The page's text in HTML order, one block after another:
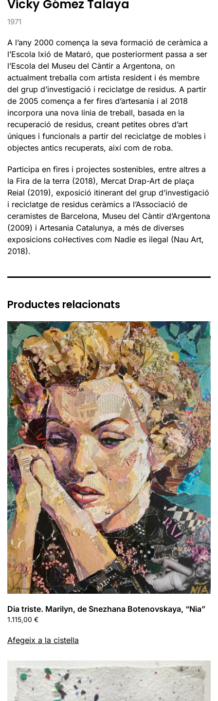
Vicky Gómez Talaya
1971
A l’any 2000 comença la seva formació de ceràmica a
l’Escola Ixió de Mataró, que posteriorment passa a ser
l’Escola del Museu del Càntir a Argentona, on
actualment treballa com artista resident i és membre
del grup d’investigació i reciclatge de residus. A partir
de 2005 comença a fer fires d’artesania i al 2018
incorpora una nova línia de treball, basada en la
recuperació de residus, creant petites obres d’art
úniques i funcionals a partir del reciclatge de mobles i
objectes antics recuperats, així com de roba.
Participa en fires i projectes sostenibles, entre altres a
la Fira de la terra (2018), Mercat Drap-Art de plaça
Reial (2019), exposició itinerant del grup d’investigació
i reciclatge de residus ceràmics a l’Associació de
ceramistes de Barcelona, Museu del Càntir d’Argentona
(2009) i Artesania Catalunya, a més de diverses
exposicions col·lectives com Nadie es ilegal (Nau Art,
2018).
Productes relacionats
Dia triste. Marilyn, de Snezhana Botenovskaya, “Nia”
1.115,00 €
Afegeix a la cistella